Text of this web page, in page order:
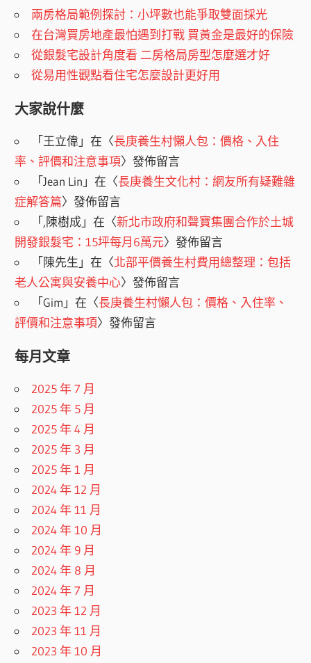
兩房格局範例探討：小坪數也能爭取雙面採光
在台灣買房地產最怕遇到打戰 買黃金是最好的保險
從銀髮宅設計角度看 二房格局房型怎麼選才好
從易用性觀點看住宅怎麼設計更好用
大家說什麼
「王立偉」在〈長庚養生村懶人包：價格、入住
率、評價和注意事項〉發佈留言
「Jean Lin 」在〈長庚養生文化村：網友所有疑難雜
症解答篇〉發佈留言
「,陳樹成」在〈新北市政府和聲寶集團合作於土城
開發銀髮宅：15坪每月6萬元〉發佈留言
「陳先生 」在〈北部平價養生村費用總整理：包括
老人公寓與安養中心〉發佈留言
「Gim 」在〈長庚養生村懶人包：價格、入住率、
評價和注意事項〉發佈留言
每月文章
2025 年 7 月
2025 年 5 月
2025 年 4 月
2025 年 3 月
2025 年 1 月
2024 年 12 月
2024 年 11 月
2024 年 10 月
2024 年 9 月
2024 年 8 月
2024 年 7 月
2023 年 12 月
2023 年 11 月
2023 年 10 月